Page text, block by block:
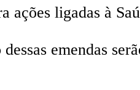
ações ligadas à
emendas